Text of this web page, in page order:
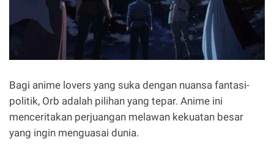
Bagi anime lovers yang suka dengan nuansa fantasi-
politik, Orb adalah pilihan yang tepar. Anime ini
menceritakan perjuangan melawan kekuatan besar
yang ingin menguasai dunia.